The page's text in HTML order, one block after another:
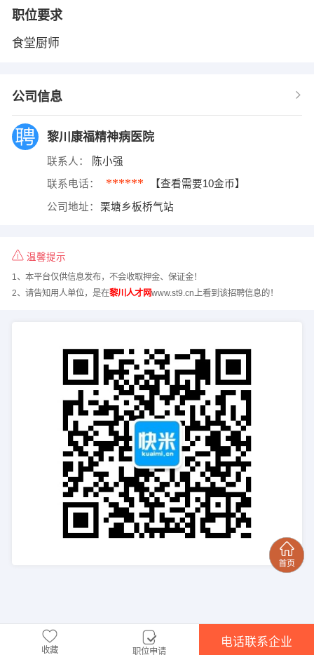
职位要求
食堂厨师
公司信息
黎川康福精神病医院
联系人： 陈小强
联系电话： ****** 【查看需要10金币】
公司地址： 栗塘乡板桥气站
温馨提示
1、本平台仅供信息发布，不会收取押金、保证金！
2、请告知用人单位，是在黎川人才网www.st9.cn上看到该招聘信息的！
收藏 职位申请
电话联系企业